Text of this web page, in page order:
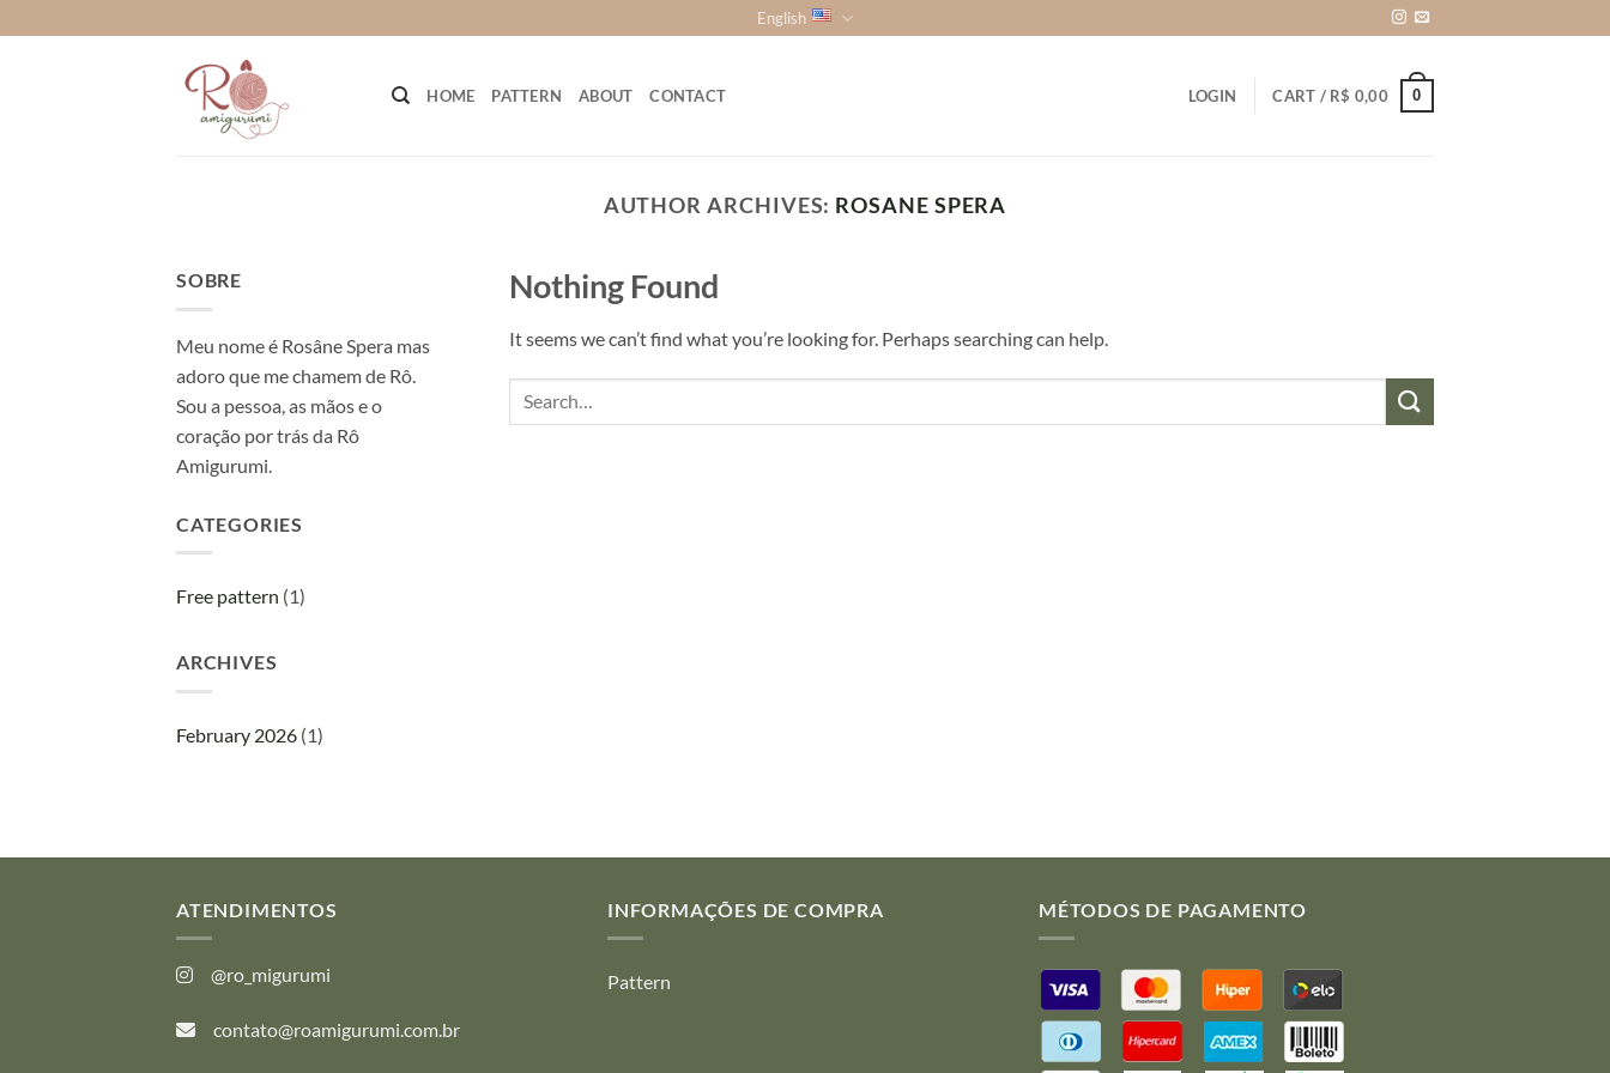
to
English
HOME PATTERN ABOUT CONTACT LOGIN CART / R$ 0,00 0
AUTHOR ARCHIVES: ROSANE SPERA
SOBRE
Meu nome é Rosâne Spera mas
adoro que me chamem de Rô.
Sou a pessoa, as mãos e o
coração por trás da Rô
Amigurumi.
CATEGORIES
Free pattern (1)
ARCHIVES
February 2026 (1)
Nothing Found
It seems we can’t find what you’re looking for. Perhaps searching can help.
ATENDIMENTOS
@ro_migurumi
contato@roamigurumi.com.br
INFORMAÇÕES DE COMPRA
Pattern
MÉTODOS DE PAGAMENTO